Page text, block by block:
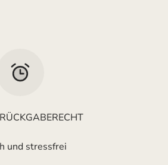
und stressfrei